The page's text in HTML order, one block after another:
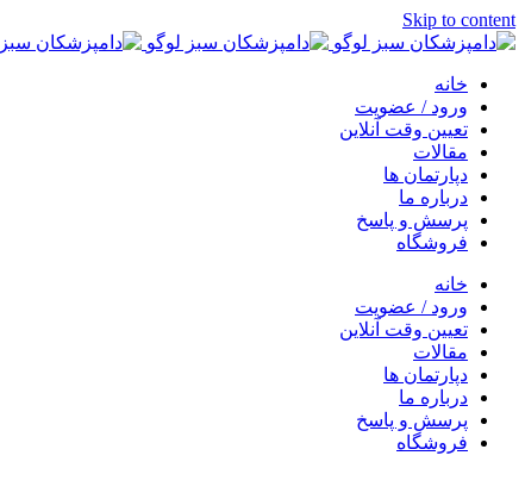
Skip to content
خانه
ورود / عضویت
تعیین وقت آنلاین
مقالات
دپارتمان ها
درباره ما
پرسش و پاسخ
فروشگاه
خانه
ورود / عضویت
تعیین وقت آنلاین
مقالات
دپارتمان ها
درباره ما
پرسش و پاسخ
فروشگاه